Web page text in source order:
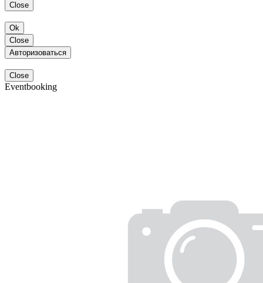
Close
Ok
Close
Авторизоваться
Close
Eventbooking